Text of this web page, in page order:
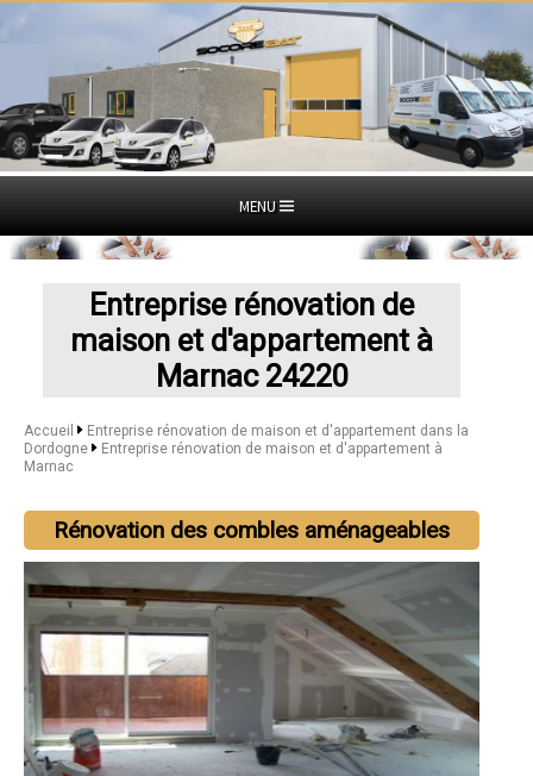
MENU
Entreprise rénovation de
maison et d'appartement à
Marnac 24220
Accueil
Entreprise rénovation de maison et d'appartement dans la
Dordogne
Entreprise rénovation de maison et d'appartement à
Marnac
Rénovation des combles aménageables